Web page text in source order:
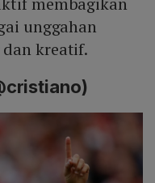
unggahan
kreatif.